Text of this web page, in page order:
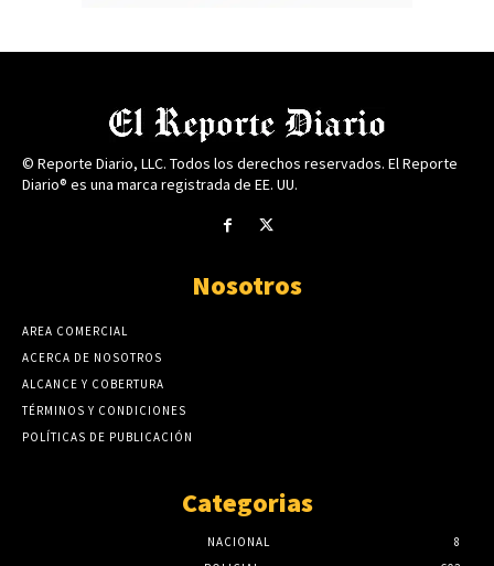
© Reporte Diario, LLC. Todos los derechos reservados. El Reporte
Diario® es una marca registrada de EE. UU.
Nosotros
AREA COMERCIAL
ACERCA DE NOSOTROS
ALCANCE Y COBERTURA
TÉRMINOS Y CONDICIONES
POLÍTICAS DE PUBLICACIÓN
Categorias
NACIONAL
8